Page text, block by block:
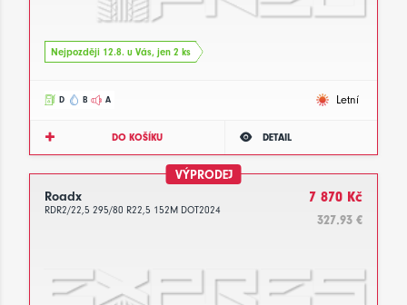
Nejpozději 12.8. u Vás, jen 2 ks
D B A Letní
DO KOŠÍKU DETAIL
VÝPRODEJ
Roadx
RDR2/22,5 295/80 R22,5 152M DOT2024
7 870 Kč
327.93 €